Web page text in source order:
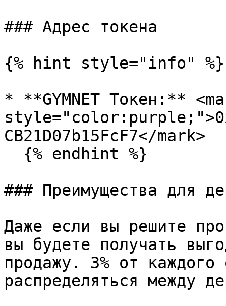
### Адрес токена
{% hint style="info" %}
* **GYMNET Токен:**
CB21D07b15FcF7</mark>
### Преимущества для
Даже если вы решите
вы будете получать
продажу. 3% от